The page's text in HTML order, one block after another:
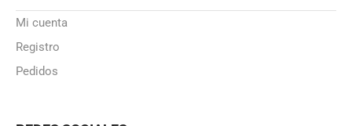
Mi cuenta
Registro
Pedidos